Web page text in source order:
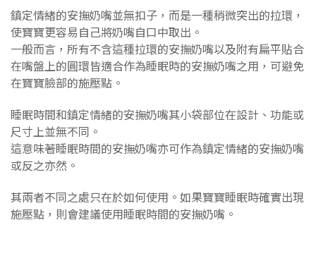
鎮定情緒的安撫奶嘴並無扣子，而是一種稍微突出的拉環，
使寶寶更容易自己將奶嘴自口中取出。
一般而言，所有不含這種拉環的安撫奶嘴以及附有扁平貼合
在嘴盤上的圓環皆適合作為睡眠時的安撫奶嘴之用，可避免
在寶寶臉部的施壓點。
睡眠時間和鎮定情緒的安撫奶嘴其小袋部位在設計、功能或
尺寸上並無不同。
這意味著睡眠時間的安撫奶嘴亦可作為鎮定情緒的安撫奶嘴
或反之亦然。
其兩者不同之處只在於如何使用。如果寶寶睡眠時確實出現
施壓點，則會建議使用睡眠時間的安撫奶嘴。